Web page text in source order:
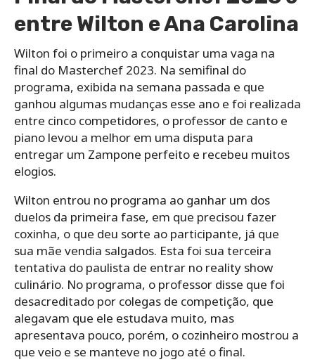
entre Wilton e Ana Carolina
Wilton foi o primeiro a conquistar uma vaga na
final do Masterchef 2023. Na semifinal do
programa, exibida na semana passada e que
ganhou algumas mudanças esse ano e foi realizada
entre cinco competidores, o professor de canto e
piano levou a melhor em uma disputa para
entregar um Zampone perfeito e recebeu muitos
elogios.
Wilton entrou no programa ao ganhar um dos
duelos da primeira fase, em que precisou fazer
coxinha, o que deu sorte ao participante, já que
sua mãe vendia salgados. Esta foi sua terceira
tentativa do paulista de entrar no reality show
culinário. No programa, o professor disse que foi
desacreditado por colegas de competição, que
alegavam que ele estudava muito, mas
apresentava pouco, porém, o cozinheiro mostrou a
que veio e se manteve no jogo até o final.